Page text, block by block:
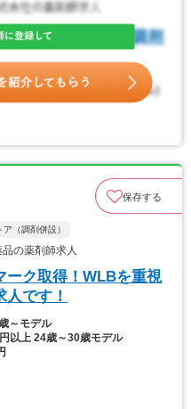
保存する
ア（調剤併設）
の薬剤師求人
ーク取得！WLBを重視
です！
～モデル
以上 24歳～30歳モデル